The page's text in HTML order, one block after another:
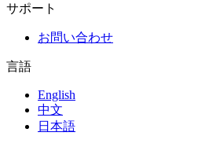
サポート
お問い合わせ
言語
English
中文
日本語